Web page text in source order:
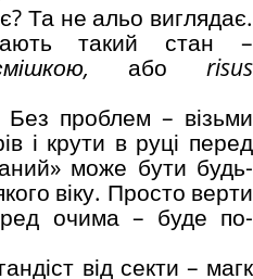
Та не альо виглядає.
такий стан –
або risus
проблем – візьми
і крути в руці перед
може бути будь-
віку. Просто верти
очима – буде по-
від секти – магк